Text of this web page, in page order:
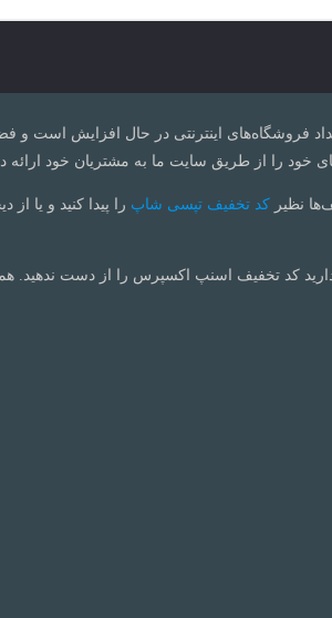
فروشگاه‌های اینترنتی در حال افزایش است و
را از طریق سایت ما به مشتریان خود ارائه
نظیر کد تخفیف تپسی شاپ را پیدا کنید و یا از
کد تخفیف اسنپ اکسپرس را از دست ندهید.